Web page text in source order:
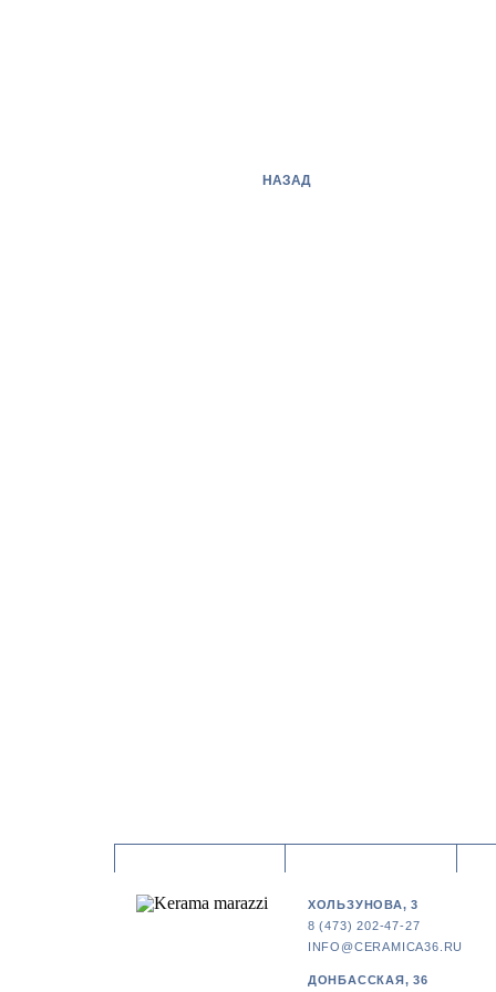
НАЗАД
ХОЛЬЗУНОВА, 3
8 (473) 202-47-27
INFO@CERAMICA36.RU
ДОНБАССКАЯ, 36